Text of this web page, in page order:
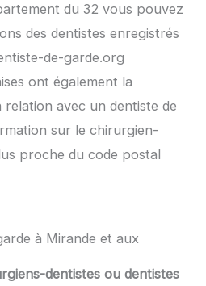
du 32 vous pouvez
des dentistes enregistrés
de-garde.org
ont également la
relation avec un dentiste de
sur le chirurgien-
proche du code postal
à Mirande et aux
dentistes ou dentistes